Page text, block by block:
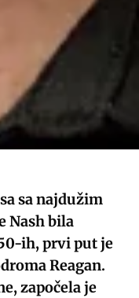
sa najdužim
Nash bila
ih, prvi put je
Reagan.
započela je